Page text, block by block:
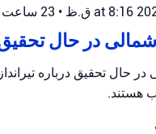
• 23 ساعت پیش
در حال تحقیق
حال تحقیق درباره
هستند.